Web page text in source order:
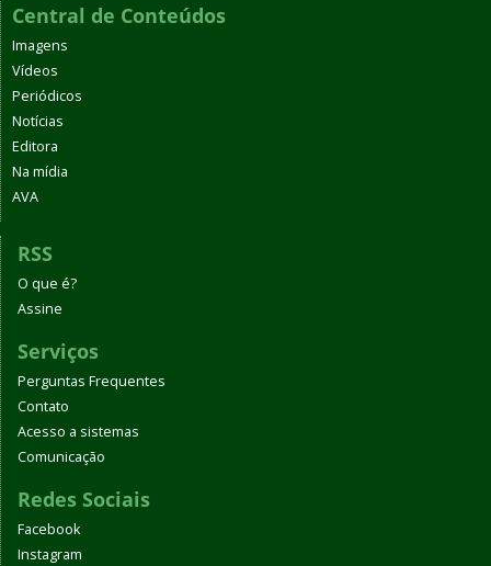
Central de Conteúdos
Imagens
Vídeos
Periódicos
Notícias
Editora
Na mídia
AVA
RSS
O que é?
Assine
Serviços
Perguntas Frequentes
Contato
Acesso a sistemas
Comunicação
Redes Sociais
Facebook
Instagram